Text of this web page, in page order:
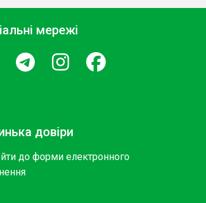
мережі
довіри
до форми електронного